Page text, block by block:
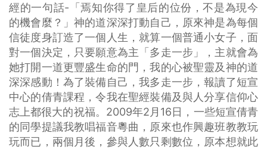
經的一句話-「焉知你得了皇后的位份，不是為現今
的機會麼？」神的道深深打動自己，原來神是為每個
信徒度身訂造了一個人生，就算一個普通小女子，面
對一個決定，只要願意為主「多走一步」，主就會為
她打開一道更豐盛生命的門，我的心被聖靈及神的道
深深感動！為了裝備自己，我多走一步，報讀了短宣
中心的倩青課程，令我在聖經裝備及與人分享信仰心
志上都很大的祝福。2009年2月16日，一些短宣倩青
的同學提議我教唱福音粵曲，原來也作興趣班教教玩
玩而已，兩個月後，參與人數只剩數位，原本想就此